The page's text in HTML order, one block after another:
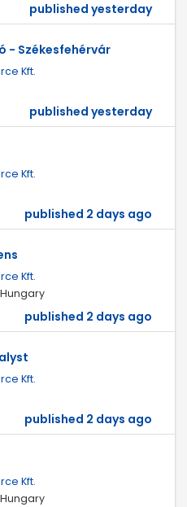
published yesterday
- Székesfehérvár
Kft.
published yesterday
Kft.
published 2 days ago
Kft.
published 2 days ago
Kft.
published 2 days ago
Kft.